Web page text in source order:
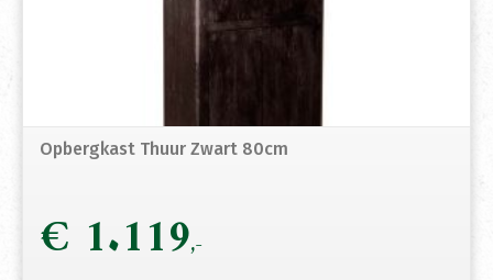
Opbergkast Thuur Zwart 80cm
€ 1.119